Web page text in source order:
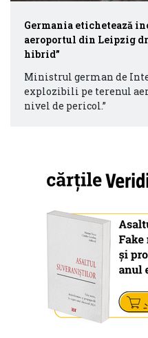
Germania etichetează
aeroportul din Leipzig
hibrid”
Ministrul german de
explozibili pe terenul
nivel de pericol.”